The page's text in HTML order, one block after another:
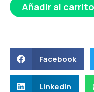
Añadir al carrito
Facebook
LinkedIn